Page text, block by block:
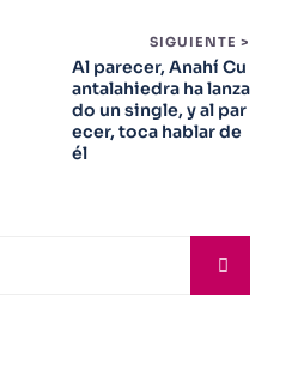
SIGUIENTE >
Al parecer, Anahí Cu
antalahiedra ha lanza
do un single, y al par
ecer, toca hablar de
él